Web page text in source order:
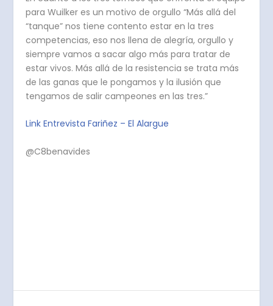
para Wuilker es un motivo de orgullo “Más allá del
“tanque” nos tiene contento estar en la tres
competencias, eso nos llena de alegría, orgullo y
siempre vamos a sacar algo más para tratar de
estar vivos. Más allá de la resistencia se trata más
de las ganas que le pongamos y la ilusión que
tengamos de salir campeones en las tres.”
Link Entrevista Fariñez – El Alargue
@C8benavides